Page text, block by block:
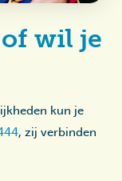
wil je
kun je
, zij verbinden